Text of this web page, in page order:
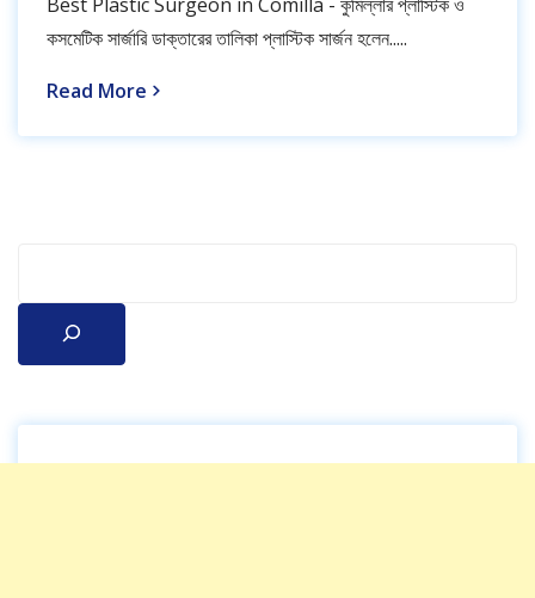
কসমেটিক সার্জারি ডাক্তারের তালিকা প্লাস্টিক সার্জন হলেন.....
Read More